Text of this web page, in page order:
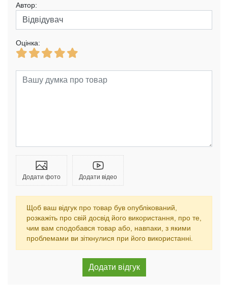
Автор:
Оцінка:
Додати фото Додати відео
Щоб ваш відгук про товар був опублікований,
розкажіть про свій досвід його використання, про те,
чим вам сподобався товар або, навпаки, з якими
проблемами ви зіткнулися при його використанні.